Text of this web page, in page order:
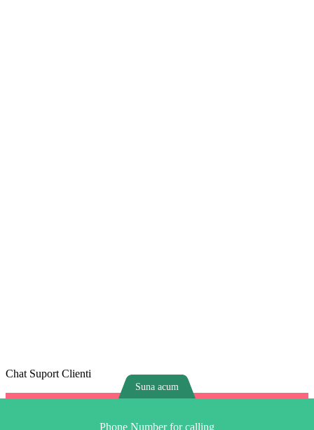
Chat Suport Clienti
Suna acum
Phone Number for calling